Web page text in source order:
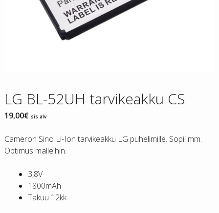
LG BL-52UH tarvikeakku CS
19,00€ sis alv
Cameron Sino Li-Ion tarvikeakku LG puhelimille. Sopii mm.
Optimus malleihin.
3,8V
1800mAh
Takuu 12kk